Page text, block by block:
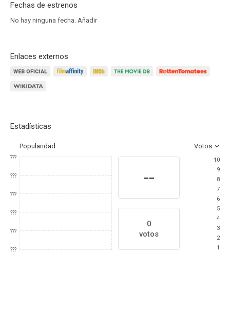
Fechas de estrenos
No hay ninguna fecha. Añadir
Enlaces externos
Estadísticas
Popularidad Votos
???
???
???
???
???
???
--
0
votos
10
9
8
7
6
5
4
3
2
1